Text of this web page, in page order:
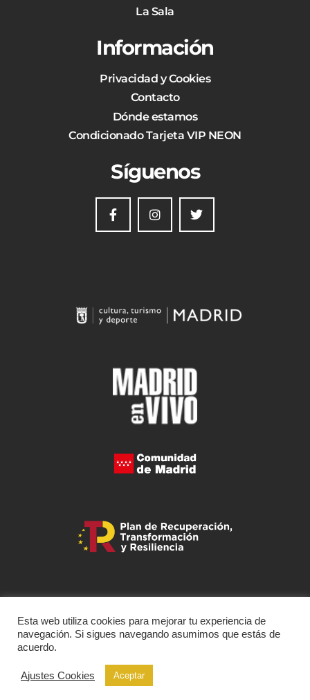
La Sala
Información
Privacidad y Cookies
Contacto
Dónde estamos
Condicionado Tarjeta VIP NEON
Síguenos
Esta web utiliza cookies para mejorar tu experiencia de
navegación. Si sigues navegando asumimos que estás de
acuerdo.
Ajustes Cookies Aceptar